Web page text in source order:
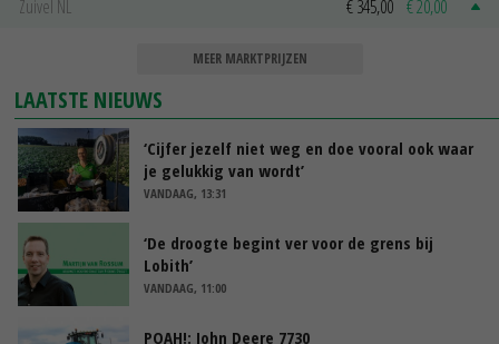
Zuivel NL
€ 345,00 € 20,00
MEER MARKTPRIJZEN
LAATSTE NIEUWS
‘Cijfer jezelf niet weg en doe vooral ook waar
je gelukkig van wordt’
VANDAAG, 13:31
‘De droogte begint ver voor de grens bij
Lobith’
VANDAAG, 11:00
POAH!: John Deere 7730